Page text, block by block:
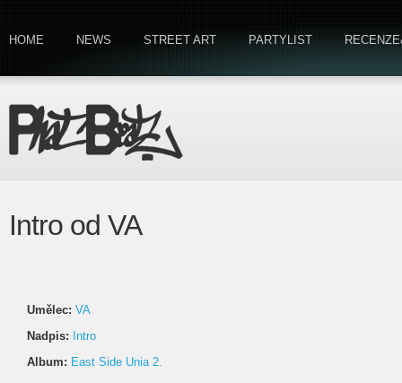
HOME NEWS STREET ART PARTYLIST
Intro od VA
Umělec: VA
Nadpis: Intro
Album: East Side Unia 2.